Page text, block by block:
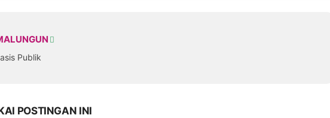
Publik
POSTINGAN INI